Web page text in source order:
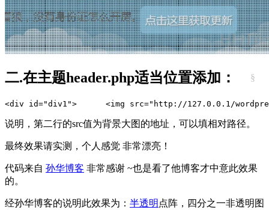
二.在主题header.php适当位置添加： §
<div id="div1">
<img src="http://127.0.0.1/
说明，第二行的src值为背景大图的地址，可以填相对路径。
最终效果请实测，个人感觉 非常漂亮！
代码来自 孙华博客 非常感谢 ~也是看了他博客才中意此效果
的。
经孙华博客的说明此效果为： 半透明 点阵，四分之一非透明图